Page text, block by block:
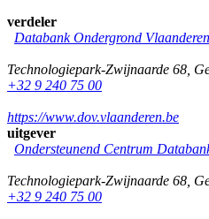
verdeler
Databank Ondergrond
Technologiepark-Zwijnaarde 68
+32 9 240 75 00
https://www.dov.vlaanderen.be
uitgever
Ondersteunend Centrum
Technologiepark-Zwijnaarde 68
+32 9 240 75 00